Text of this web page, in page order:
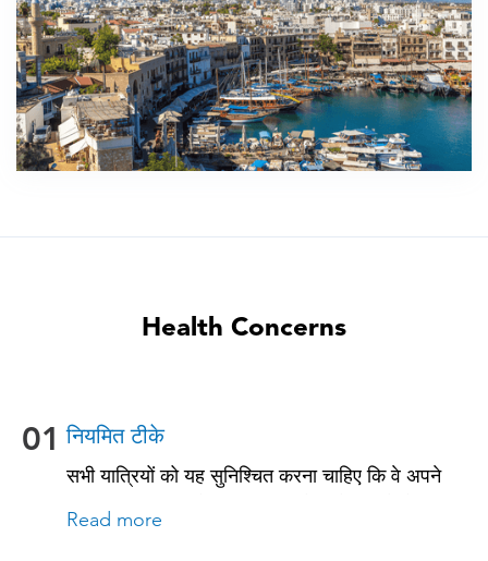
Health Concerns
01 नियमित टीके
सभी यात्रियों को यह सुनिश्चित करना चाहिए कि वे अपने
नियमित टीकाकरण के साथ अप-टू-डेट रहें। इनमें से कुछ
Read more